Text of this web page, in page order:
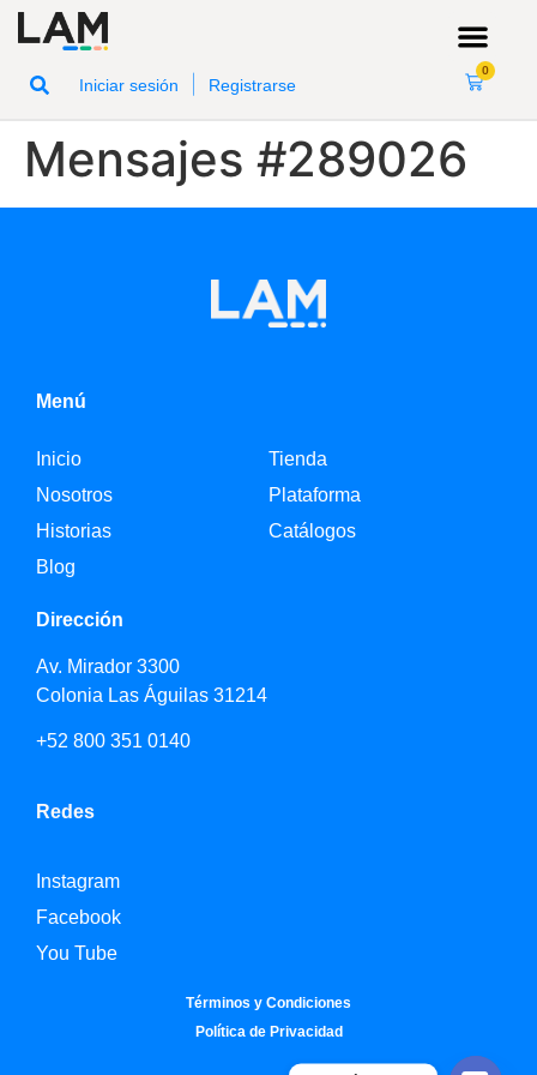
Iniciar sesión Registrarse
0
Mensajes #289026
Menú
Inicio
Nosotros
Historias
Blog
Tienda
Plataforma
Catálogos
Dirección
Av. Mirador 3300
Colonia Las Águilas 31214
+52 800 351 0140
Redes
Instagram
Facebook
You Tube
Términos y Condiciones
Política de Privacidad